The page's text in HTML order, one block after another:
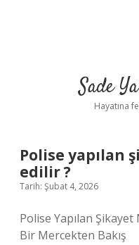
Sade
Hayatına
Polise yapılan
edilir ?
Tarih: Şubat 4, 2026
Polise Yapılan
Bir Mercekten Bakış